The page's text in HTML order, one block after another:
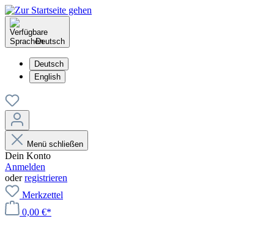
Deutsch
Deutsch
English
Menü schließen
Dein Konto
Anmelden
oderregistrieren
Merkzettel
0,00 €*